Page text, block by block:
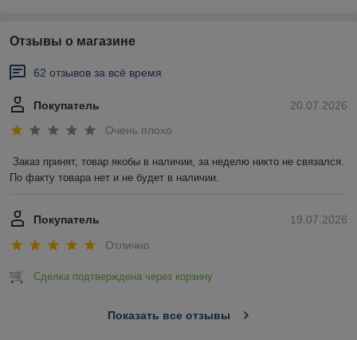
Отзывы о магазине
62 отзывов за всё время
20.07.2026
Покупатель
Очень плохо
Заказ принят, товар якобы в наличии, за неделю никто не связался.
По факту товара нет и не будет в наличии.
19.07.2026
Покупатель
Отлично
Сделка подтверждена через корзину
Показать все отзывы